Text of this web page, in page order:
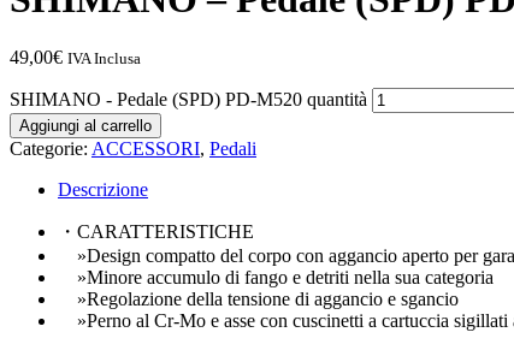
49,00€ IVA Inclusa
SHIMANO - Pedale (SPD) PD-M520 quantità
Aggiungi al carrello
Categorie: ACCESSORI, Pedali
Descrizione
・CARATTERISTICHE
»Design compatto del corpo con aggancio aperto per
»Minore accumulo di fango e detriti nella sua categoria
»Regolazione della tensione di aggancio e sgancio
»Perno al Cr-Mo e asse con cuscinetti a cartuccia sigillati